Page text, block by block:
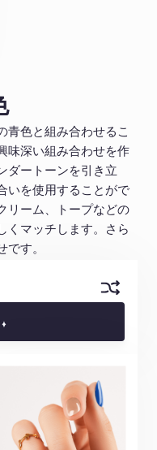
青色と組み合わせるこ
味深い組み合わせを作
ダートーンを引き立
いを使用することがで
リーム、トープなどの
くマッチします。さら
す。